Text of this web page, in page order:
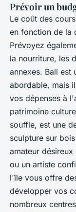
Prévoir un
Le coût des
en fonction de la
Prévoyez
la nourriture, les
annexes. Bali est
abordable, mais
vos dépenses à
patrimoine
souffle, est une
sculpture sur
amateur
ou un artiste
l'île vous offre
développer vos
nombreux